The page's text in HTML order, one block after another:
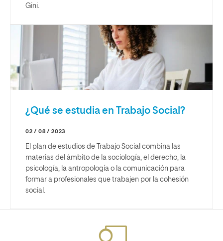
Gini.
¿Qué se estudia en Trabajo Social?
02 / 08 / 2023
El plan de estudios de Trabajo Social combina las
materias del ámbito de la sociología, el derecho, la
psicología, la antropología o la comunicación para
formar a profesionales que trabajen por la cohesión
social.